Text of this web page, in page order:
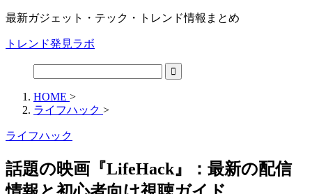
最新ガジェット・テック・トレンド情報まとめ
トレンド発見ラボ
HOME >
ライフハック >
ライフハック
話題の映画『LifeHack』：最新の配信